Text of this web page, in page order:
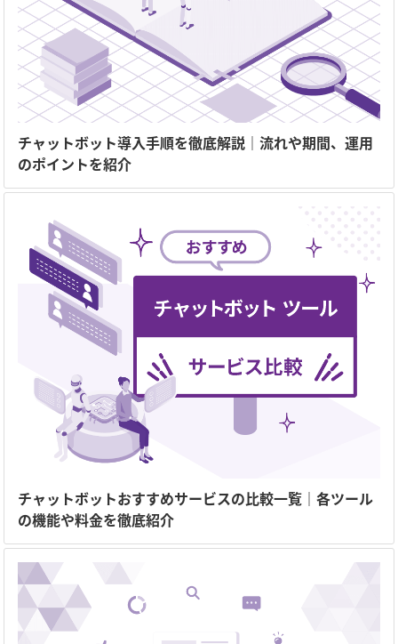
チャットボット導入手順を徹底解説｜流れや期間、運用
のポイントを紹介
チャットボットおすすめサービスの比較一覧｜各ツール
の機能や料金を徹底紹介